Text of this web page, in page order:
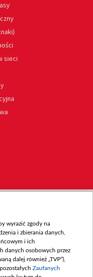
sieci
wyrazić zgody na
i zbierania danych,
i ich
danych osobowych przez
dalej również „TVP”),
Zaufanych